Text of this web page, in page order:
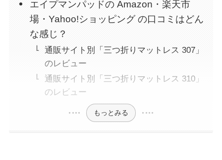
エイプマンパッドの Amazon・楽天市
場・Yahoo!ショッピング の口コミはどん
な感じ？
通販サイト別「三つ折りマットレス 307」
のレビュー
通販サイト別「三つ折りマットレス 310」
のレビュー
もっとみる